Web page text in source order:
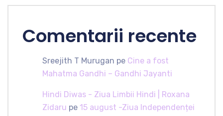
Comentarii recente
Sreejith T Murugan pe Cine a fost
Mahatma Gandhi – Gandhi Jayanti
Hindi Diwas - Ziua Limbii Hindi | Roxana
Zidaru pe 15 august -Ziua Independenței